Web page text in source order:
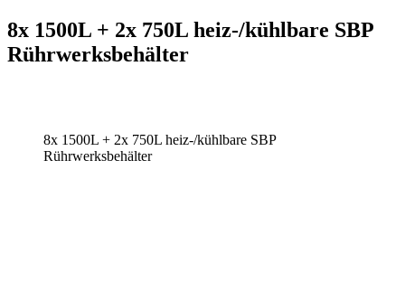
8x 1500L + 2x 750L heiz-/kühlbare SBP
Rührwerksbehälter
8x 1500L + 2x 750L heiz-/kühlbare SBP
Rührwerksbehälter